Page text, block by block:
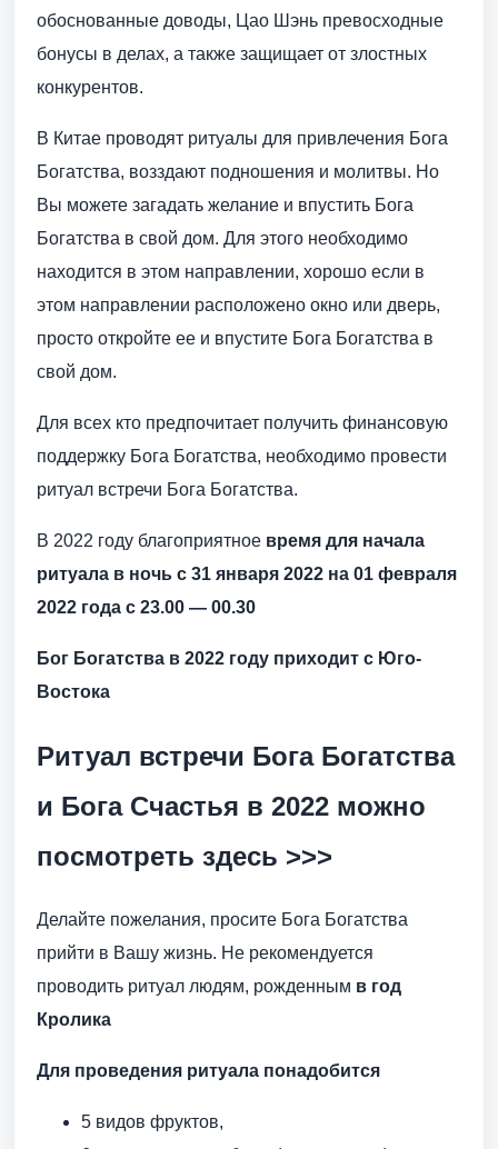
обоснованные доводы, Цао Шэнь превосходные
бонусы в делах, а также защищает от злостных
конкурентов.
В Китае проводят ритуалы для привлечения Бога
Богатства, возздают подношения и молитвы. Но
Вы можете загадать желание и впустить Бога
Богатства в свой дом. Для этого необходимо
находится в этом направлении, хорошо если в
этом направлении расположено окно или дверь,
просто откройте ее и впустите Бога Богатства в
свой дом.
Для всех кто предпочитает получить финансовую
поддержку Бога Богатства, необходимо провести
ритуал встречи Бога Богатства.
В 2022 году благоприятное время для начала
ритуала в ночь с 31 января 2022 на 01 февраля
2022 года с 23.00 — 00.30
Бог Богатства в 2022 году приходит с Юго-
Востока
Ритуал встречи Бога Богатства
и Бога Счастья в 2022 можно
посмотреть здесь >>>
Делайте пожелания, просите Бога Богатства
прийти в Вашу жизнь. Не рекомендуется
проводить ритуал людям, рожденным в год
Кролика
Для проведения ритуала понадобится
5 видов фруктов,